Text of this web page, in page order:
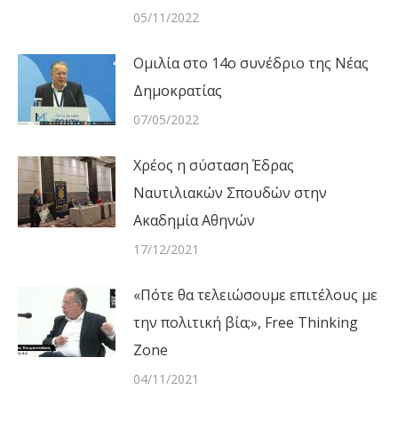
05/11/2022
Ομιλία στο 14ο συνέδριο της Νέας
Δημοκρατίας
07/05/2022
Χρέος η σύσταση Έδρας
Ναυτιλιακών Σπουδών στην
Ακαδημία Αθηνών
17/12/2021
«Πότε θα τελειώσουμε επιτέλους με
την πολιτική βία;», Free Thinking
Zone
04/11/2021